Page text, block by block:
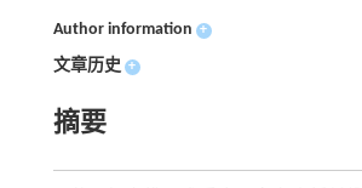
Author information +
文章历史 +
摘要